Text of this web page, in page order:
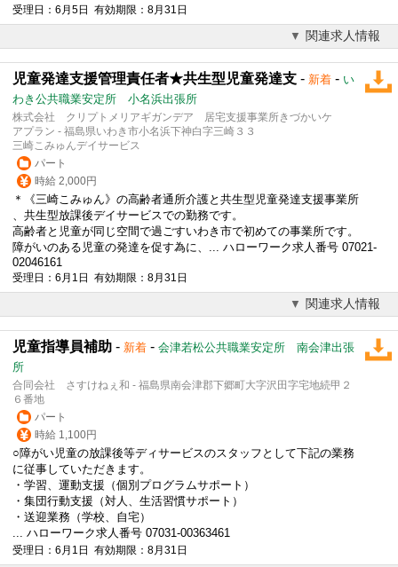
受理日：6月5日 有効期限：8月31日
関連求人情報
児童発達支援管理責任者★共生型児童発達支 - 新着 - い
わき公共職業安定所 小名浜出張所
株式会社 クリプトメリアギガンデア 居宅支援事業所きづかいケ
アプラン - 福島県いわき市小名浜下神白字三崎３３
三崎こみゅんデイサービス
パート
時給 2,000円
＊《三崎こみゅん》の高齢者通所介護と共生型児童発達支援事業所
、共生型放課後デイサービスでの勤務です。
高齢者と児童が同じ空間で過ごすいわき市で初めての事業所です。
障がいのある児童の発達を促す為に、... ハローワーク求人番号 07021-
02046161
受理日：6月1日 有効期限：8月31日
関連求人情報
児童指導員補助 - 新着 - 会津若松公共職業安定所 南会津出張
所
合同会社 さすけねぇ和 - 福島県南会津郡下郷町大字沢田字宅地続甲２
６番地
パート
時給 1,100円
○障がい児童の放課後等ディサービスのスタッフとして下記の業務
に従事していただきます。
・学習、運動支援（個別プログラムサポート）
・集団行動支援（対人、生活習慣サポート）
・送迎業務（学校、自宅）
... ハローワーク求人番号 07031-00363461
受理日：6月1日 有効期限：8月31日